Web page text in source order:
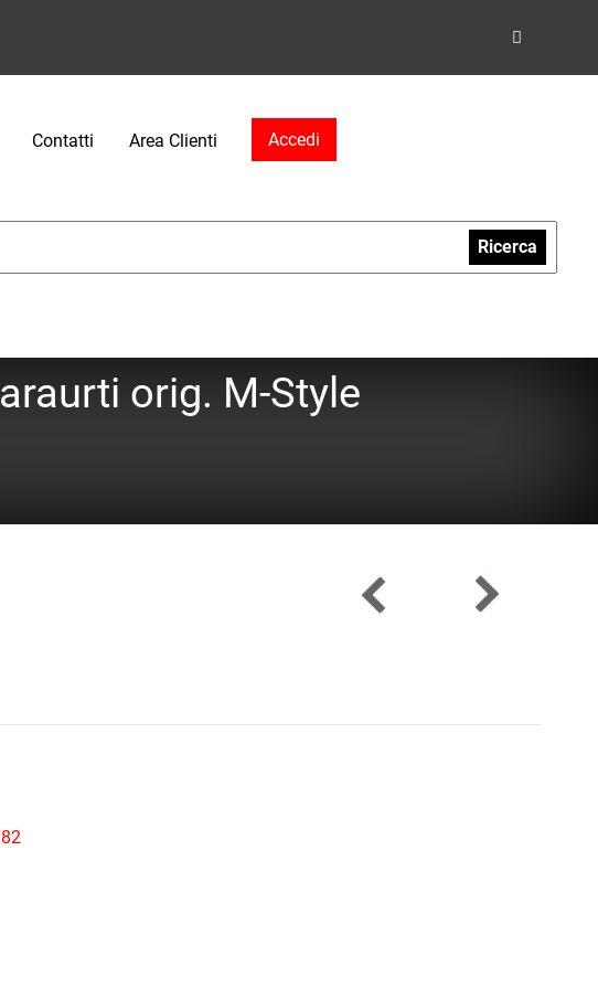
Contatti Area Clienti Accedi
Ricerca
orig. M-Style